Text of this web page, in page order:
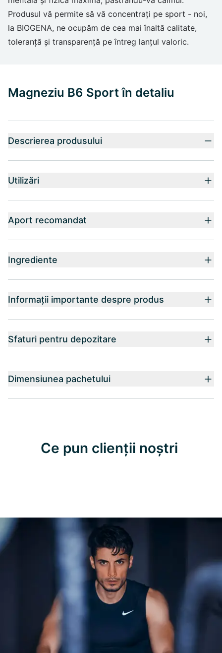
Produsul vă permite să vă concentrați pe sport - noi,
la BIOGENA, ne ocupăm de cea mai înaltă calitate,
toleranță și transparență pe întreg lanțul valoric.
Magneziu B6 Sport în detaliu
Descrierea produsului
Utilizări
Aport recomandat
Ingrediente
Informații importante despre produs
Sfaturi pentru depozitare
Dimensiunea pachetului
Ce pun clienții noștri